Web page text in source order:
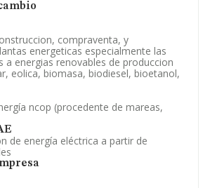
compraventa, y
energeticas especialmente las
a energias renovables de produccion
eolica, biomasa, biodiesel, bioetanol,
ncop (procedente de mareas,
de energía eléctrica a partir de